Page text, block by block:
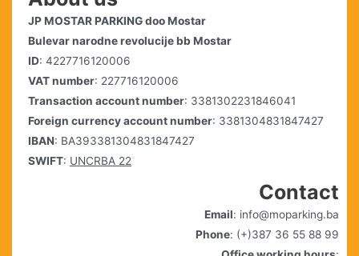
JP MOSTAR PARKING doo Mostar
Bulevar narodne revolucije bb Mostar
ID: 4227716120006
VAT number: 227716120006
Transaction account number: 3381302231846041
Foreign currency account number: 3381304831847427
IBAN: BA393381304831847427
SWIFT: UNCRBA 22
Contact
Email: info@moparking.ba
Phone: (+)387 36 55 88 99